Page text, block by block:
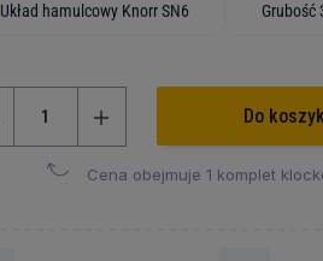
Układ hamulcowy Knorr SN6 Grubość
Cena obejmuje 1 komplet
Do